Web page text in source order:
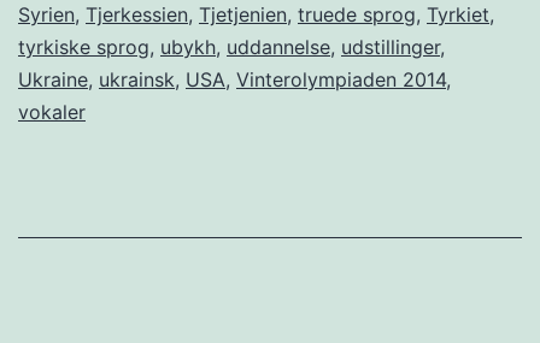
Syrien, Tjerkessien, Tjetjenien, truede sprog, Tyrkiet,
tyrkiske sprog, ubykh, uddannelse, udstillinger,
Ukraine, ukrainsk, USA, Vinterolympiaden 2014,
vokaler